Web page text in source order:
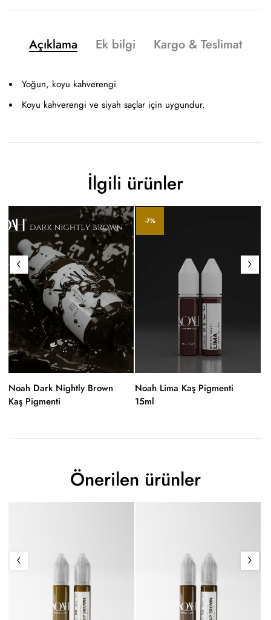
Açıklama Ek bilgi Kargo & Teslimat
Yoğun, koyu kahverengi
Koyu kahverengi ve siyah saçlar için uygundur.
İlgili ürünler
Noah Dark Nightly Brown
Kaş Pigmenti
-7%
Noah Lima Kaş Pigmenti
15ml
Önerilen ürünler